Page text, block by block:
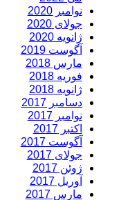
نوامبر 2020
جولای 2020
ژانویه 2020
آگوست 2019
مارس 2018
فوریه 2018
ژانویه 2018
دسامبر 2017
نوامبر 2017
اکتبر 2017
آگوست 2017
جولای 2017
ژوئن 2017
آوریل 2017
مارس 2017